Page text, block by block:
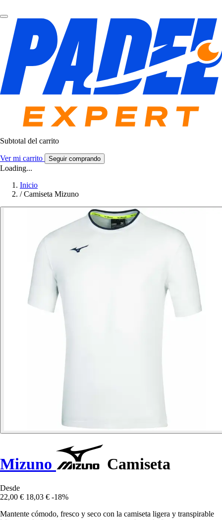
Subtotal del carrito
Ver mi carrito Seguir comprando
Loading...
Inicio
/ Camiseta Mizuno
Mizuno Camiseta
Desde
22,00 € 18,03 € -18%
Mantente cómodo, fresco y seco con la camiseta ligera y transpirable